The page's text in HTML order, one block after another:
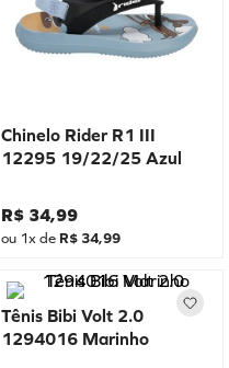
Chinelo Rider R1 III
12295 19/22/25 Azul
R$ 34,99
ou 1x de R$ 34,99
Tênis Bibi Volt 2.0
1294016 Marinho